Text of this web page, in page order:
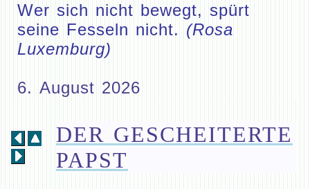
Wer sich nicht bewegt, spürt
seine Fesseln nicht. (Rosa
Luxemburg)
6. August 2026
DER GESCHEITERTE
PAPST